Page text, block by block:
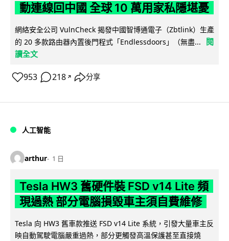
動連線回中國 全球 10 萬用家私隱堪憂
網絡安全公司 VulnCheck 揭發中國智博通電子（Zbtlink）生產
的 20 多款路由器內置後門程式「Endlessdoors」（無盡...
閱
讀全文
953 218 ↗ 分享
人工智能
arthur 1 日
Tesla HW3 舊硬件裝 FSD v14 Lite 頻
現過熱 部分電腦損毀車主須自費維修
Tesla 向 HW3 舊車款推送 FSD v14 Lite 系統，引發大量車主反
映自動駕駛電腦嚴重過熱，部分更觸發高溫保護甚至直接燒